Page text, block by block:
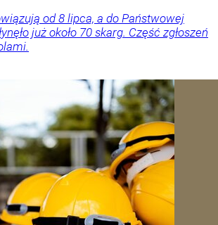
od 8 lipca, a do Państwowej
już około 70 skarg. Część zgłoszeń